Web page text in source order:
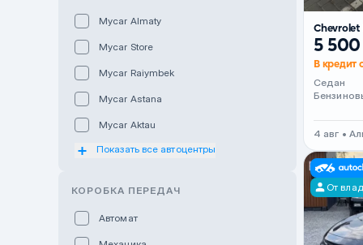
Mycar Almaty
Mycar Store
Mycar Raiymbek
Mycar Astana
Mycar Aktau
Mycar Uralsk
Показать все автоцентры
КОРОБКА ПЕРЕДАЧ
Автомат
5
В кредит
Седан
4 авг •
От